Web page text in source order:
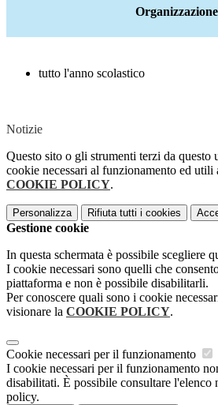
Organizzazione
tutto l'anno scolastico
Notizie
Questo sito o gli strumenti terzi da
cookie necessari al funzionamento ed
COOKIE POLICY.
Personalizza Rifiuta tutti i cookies
Gestione cookie
In questa schermata è possibile scegliere
I cookie necessari sono quelli che
piattaforma e non è possibile disabilitarli.
Per conoscere quali sono i cookie
visionare la COOKIE POLICY.
Cookie necessari per il funzionamento
I cookie necessari per il funzionamento
disabilitati. È possibile consultare l'elenco
policy.